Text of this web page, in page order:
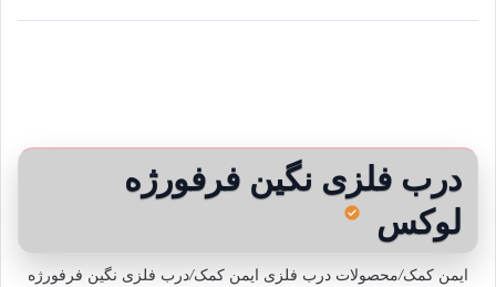
درب فلزی نگین فرفورژه
لوکس
ایمن کمک/محصولات درب فلزی ایمن کمک/درب فلزی نگین فرفورژه